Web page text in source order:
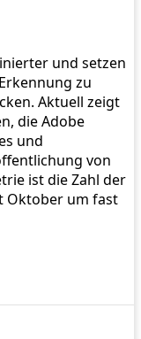
und setzen
zu
Aktuell zeigt
die Adobe
und
von
ist die Zahl der
Oktober um fast